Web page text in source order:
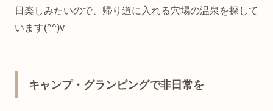
日楽しみたいので、帰り道に入れる穴場の温泉を探して
います(^^)v
キャンプ・グランピングで非日常を